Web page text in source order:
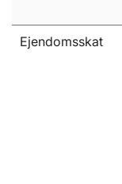
Ejendomsskat